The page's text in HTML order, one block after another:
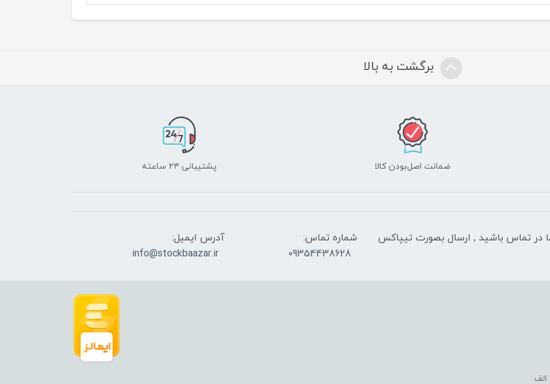
برگشت به بالا
ضمانت اصل‌بودن کالا پشتیبانی ۲۴ ساعته
شب با کارشناسان ما در تماس باشید , ارسال بصورت تیپاکس
شماره تماس:
09354438628
آدرس ایمیل:
info@stockbaazar.ir